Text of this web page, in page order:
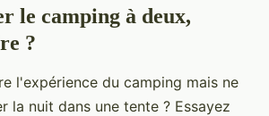
le camping à deux,
?
l'expérience du camping mais ne
la nuit dans une tente ? Essayez